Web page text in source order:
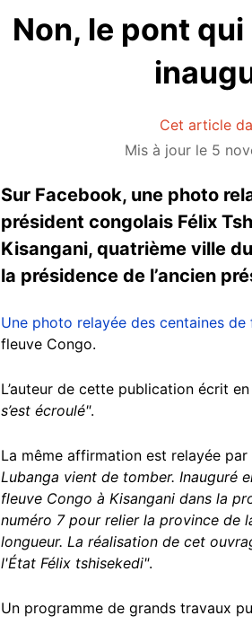
Non, le pont qui
Cet article
Mis à jour le 5
Sur Facebook, une photo
président congolais Félix
Kisangani, quatrième ville
la présidence de l’ancien
Une photo relayée des centaines de
fleuve Congo.
L’auteur de cette publication écrit
s’est écroulé".
La même affirmation est relayée par
Lubanga vient de tomber. Inauguré
fleuve Congo à Kisangani dans la
numéro 7 pour relier la province de
longueur. La réalisation de cet
l'État Félix tshisekedi".
Un programme de grands travaux